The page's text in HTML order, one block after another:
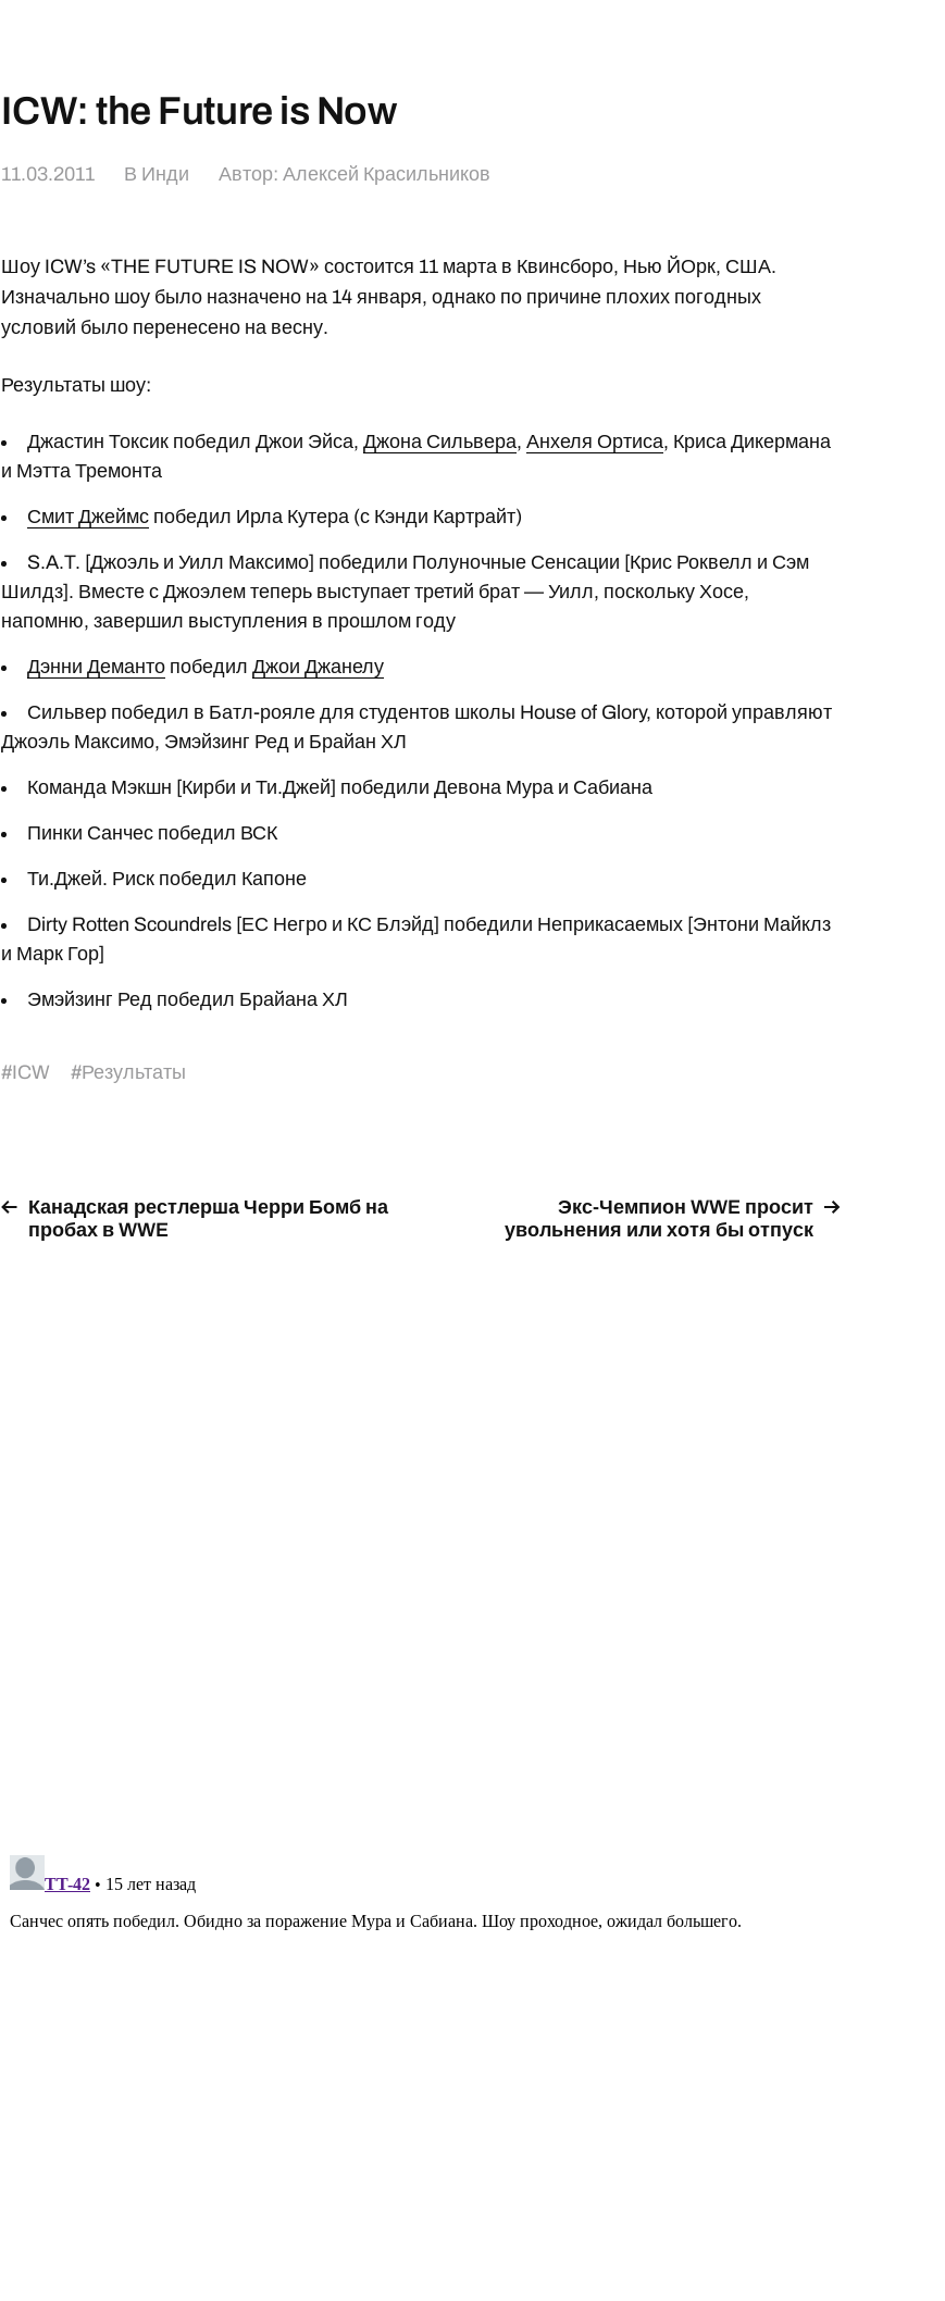
ICW: the Future is Now
11.03.2011 В Инди Автор:Алексей Красильников
Шоу ICW’s «THE FUTURE IS NOW» состоится 11 марта в Квинсборо, Нью ЙОрк, США.
Изначально шоу было назначено на 14 января, однако по причине плохих погодных
условий было перенесено на весну.
Результаты шоу:
Джастин Токсик победил Джои Эйса,Джона Сильвера,Анхеля Ортиса, Криса Дикермана
и Мэтта Тремонта
Смит Джеймс победил Ирла Кутера (с Кэнди Картрайт)
S.A.T. [Джоэль и Уилл Максимо] победили Полуночные Сенсации [Крис Роквелл и Сэм
Шилдз]. Вместе с Джоэлем теперь выступает третий брат — Уилл, поскольку Хосе,
напомню, завершил выступления в прошлом году
Дэнни Деманто победилДжои Джанелу
Сильвер победил в Батл-рояле для студентов школы House of Glory, которой управляют
Джоэль Максимо, Эмэйзинг Ред и Брайан ХЛ
Команда Мэкшн [Кирби и Ти.Джей] победили Девона Мура и Сабиана
Пинки Санчес победил ВСК
Ти.Джей. Риск победил Капоне
Dirty Rotten Scoundrels [ЕС Негро и КС Блэйд] победили Неприкасаемых [Энтони Майклз
и Марк Гор]
Эмэйзинг Ред победил Брайана ХЛ
#ICW #Результаты
Канадская рестлерша Черри Бомб на
пробах в WWE
Экс-Чемпион WWE просит
увольнения или хотя бы отпуск